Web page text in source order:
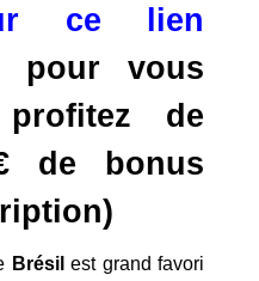
ce lien
pour vous
de
de bonus
Brésil est grand favori